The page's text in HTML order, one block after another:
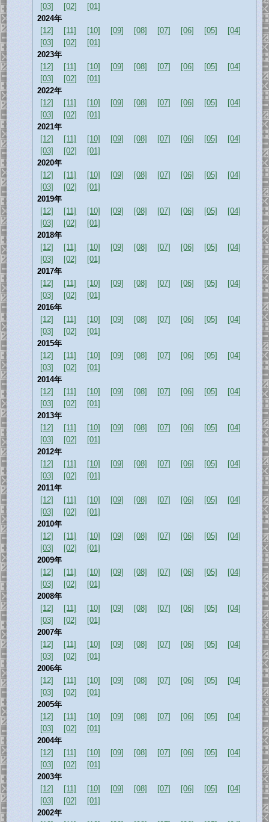
[03]
[02]
[01]
2024年
[12]
[11] [10] [09] [08] [07] [06] [05]
[04]
[03]
[02]
[01]
2023年
[12]
[11] [10] [09] [08] [07] [06] [05]
[04]
[03]
[02]
[01]
2022年
[12]
[11] [10] [09] [08] [07] [06] [05]
[04]
[03]
[02]
[01]
2021年
[12]
[11] [10] [09] [08] [07] [06] [05]
[04]
[03]
[02]
[01]
2020年
[12]
[11] [10] [09] [08] [07] [06] [05]
[04]
[03]
[02]
[01]
2019年
[12]
[11] [10] [09] [08] [07] [06] [05]
[04]
[03]
[02]
[01]
2018年
[12]
[11] [10] [09] [08] [07] [06] [05]
[04]
[03]
[02]
[01]
2017年
[12]
[11] [10] [09] [08] [07] [06] [05]
[04]
[03]
[02]
[01]
2016年
[12]
[11] [10] [09] [08] [07] [06] [05]
[04]
[03]
[02]
[01]
2015年
[12]
[11] [10] [09] [08] [07] [06] [05]
[04]
[03]
[02]
[01]
2014年
[12]
[11] [10] [09] [08] [07] [06] [05]
[04]
[03]
[02]
[01]
2013年
[12]
[11] [10] [09] [08] [07] [06] [05]
[04]
[03]
[02]
[01]
2012年
[12]
[11] [10] [09] [08] [07] [06] [05]
[04]
[03]
[02]
[01]
2011年
[12]
[11] [10] [09] [08] [07] [06] [05]
[04]
[03]
[02]
[01]
2010年
[12]
[11] [10] [09] [08] [07] [06] [05]
[04]
[03]
[02]
[01]
2009年
[12]
[11] [10] [09] [08] [07] [06] [05]
[04]
[03]
[02]
[01]
2008年
[12]
[11] [10] [09] [08] [07] [06] [05]
[04]
[03]
[02]
[01]
2007年
[12]
[11] [10] [09] [08] [07] [06] [05]
[04]
[03]
[02]
[01]
2006年
[12]
[11] [10] [09] [08] [07] [06] [05]
[04]
[03]
[02]
[01]
2005年
[12]
[11] [10] [09] [08] [07] [06] [05]
[04]
[03]
[02]
[01]
2004年
[12]
[11] [10] [09] [08] [07] [06] [05]
[04]
[03]
[02]
[01]
2003年
[12]
[11] [10] [09] [08] [07] [06] [05]
[04]
[03]
[02]
[01]
2002年